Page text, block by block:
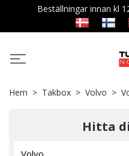
Beställningar innan kl
Hem Takbox Volvo
Hitta